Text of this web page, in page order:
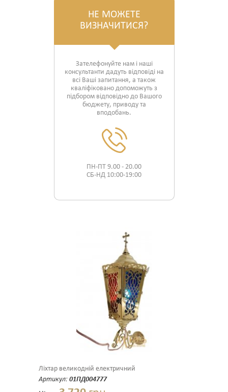
НЕ МОЖЕТЕ
ВИЗНАЧИТИСЯ?
Зателефонуйте нам і наші
консультанти дадуть відповіді на
всі Ваші запитання, а також
кваліфіковано допоможуть з
підбором відповідно до Вашого
бюджету, приводу та
вподобань.
ПН-ПТ 9.00 - 20.00
СБ-НД 10:00-19:00
Ліхтар великодній електричний
Артикул: 01ПД004777